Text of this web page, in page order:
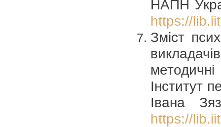
НАПН
https://
Зміст
Інститут
Івана
https://